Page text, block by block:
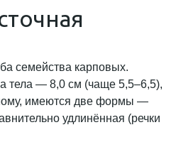
семейства карповых.
тела — 8,0 см (чаще 5,5–6,5),
имеются две формы —
удлинённая (речки